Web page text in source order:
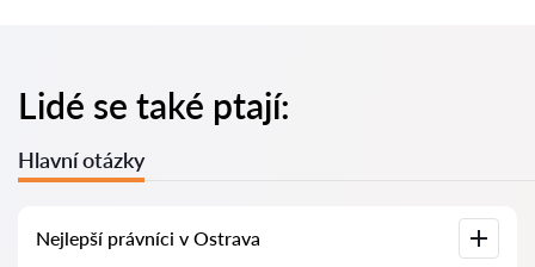
Lidé se také ptají:
Hlavní otázky
Nejlepší právníci v Ostrava